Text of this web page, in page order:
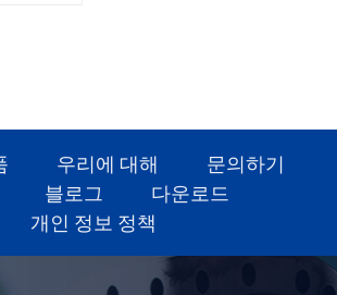
지의 낮은
절약적인
경과 저속.우리에 대해
문의하기
블로그
다운로드
개인 정보 정책